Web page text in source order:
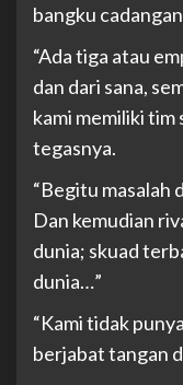
bangku
“Ada tiga atau
dan dari sana,
kami memiliki tim
tegasnya.
“Begitu masalah
Dan kemudian
dunia; skuad
dunia…”
“Kami tidak
berjabat tangan